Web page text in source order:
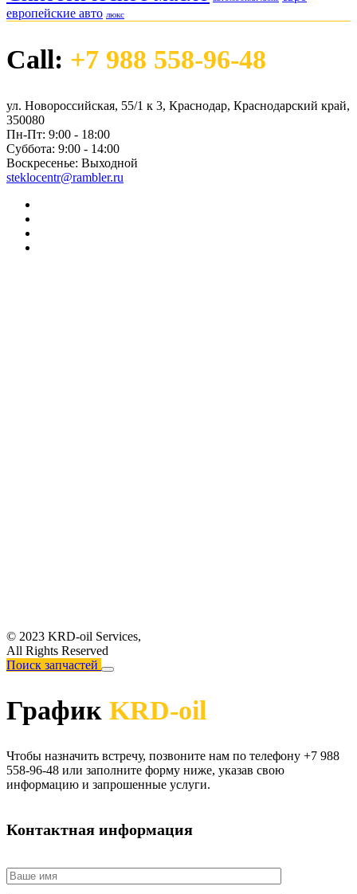
европейские авто люкс
Call: +7 988 558-96-48
ул. Новороссийская, 55/1 к 3, Краснодар, Краснодарский край,
350080
Пн-Пт: 9:00 - 18:00
Суббота: 9:00 - 14:00
Воскресенье: Выходной
steklocentr@rambler.ru
© 2023 KRD-oil Services,
All Rights Reserved
Поиск запчастей
График KRD-oil
Чтобы назначить встречу, позвоните нам по телефону +7 988
558-96-48 или заполните форму ниже, указав свою
информацию и запрошенные услуги.
Контактная информация